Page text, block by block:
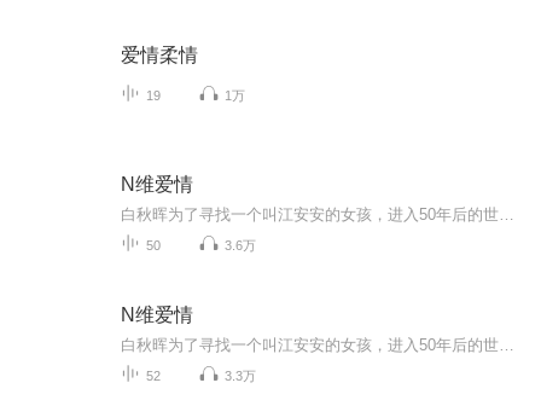
爱情柔情
19 1万
N维爱情
50 3.6万
N维爱情
52 3.3万